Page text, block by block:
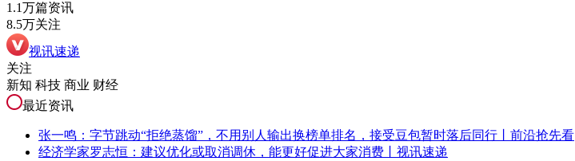
1.1万篇资讯
8.5万关注
视讯速递
关注
新知 科技 商业 财经
最近资讯
张一鸣：字节跳动“拒绝蒸馏”，不用别人输出换榜单排名，接受豆包暂时落后同行丨前沿抢先看
经济学家罗志恒：建议优化或取消调休，能更好促进大家消费丨视讯速递